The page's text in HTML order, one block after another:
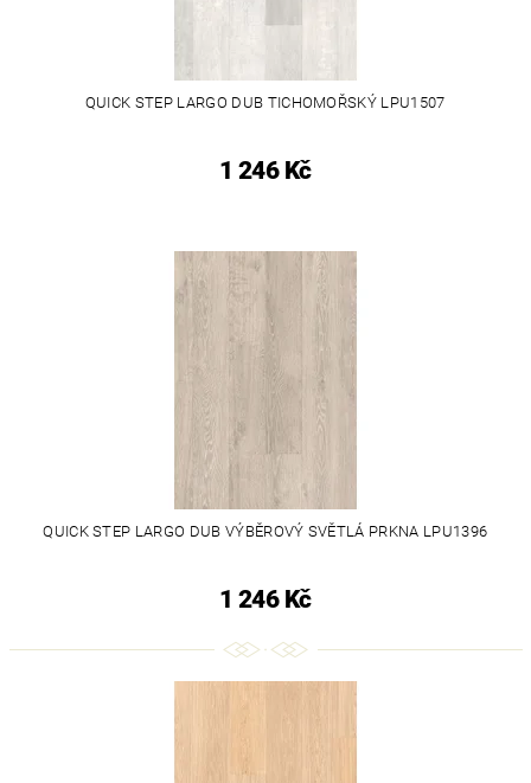
QUICK STEP LARGO DUB TICHOMOŘSKÝ LPU1507
1 246 Kč
QUICK STEP LARGO DUB VÝBĚROVÝ SVĚTLÁ PRKNA LPU1396
1 246 Kč